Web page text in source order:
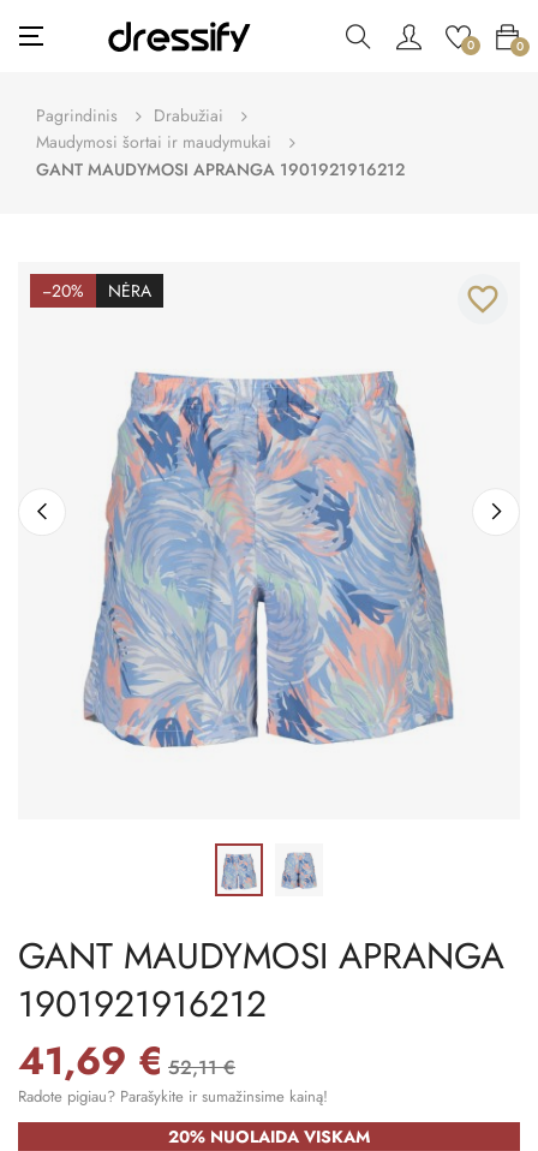
Toggle
navigation
☰ 0 0
Pagrindinis
Drabužiai
Maudymosi šortai ir maudymukai
GANT MAUDYMOSI APRANGA 1901921916212
−20% NĖRA favorite_border
GANT MAUDYMOSI APRANGA
1901921916212
41,69 € 52,11 €
Radote pigiau? Parašykite ir sumažinsime kainą!
20% NUOLAIDA VISKAM